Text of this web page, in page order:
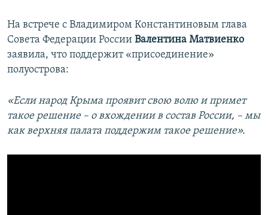
На встрече с Владимиром Константиновым глава
Совета Федерации России Валентина Матвиенко
заявила, что поддержит «присоединение»
полуострова:
«Если народ Крыма проявит свою волю и примет
такое решение – о вхождении в состав России, – мы
как верхняя палата поддержим такое решение».